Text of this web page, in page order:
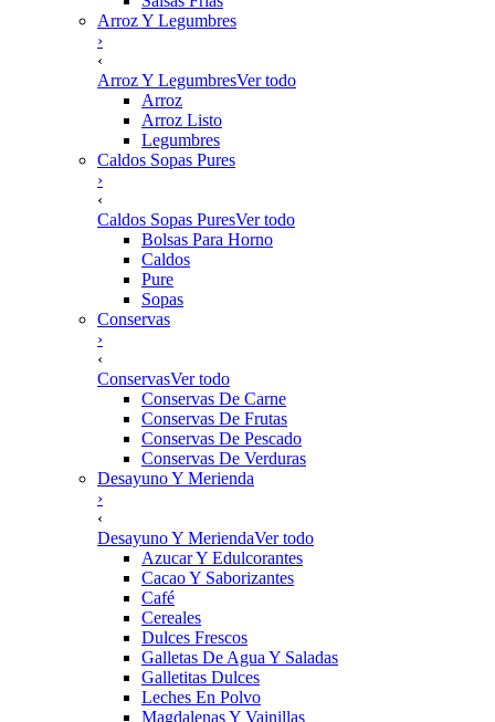
Arroz Y Legumbres
›
‹
Arroz Y LegumbresVer todo
Arroz
Arroz Listo
Legumbres
Caldos Sopas Pures
›
‹
Caldos Sopas PuresVer todo
Bolsas Para Horno
Caldos
Pure
Sopas
Conservas
›
‹
ConservasVer todo
Conservas De Carne
Conservas De Frutas
Conservas De Pescado
Conservas De Verduras
Desayuno Y Merienda
›
‹
Desayuno Y MeriendaVer todo
Azucar Y Edulcorantes
Cacao Y Saborizantes
Café
Cereales
Dulces Frescos
Galletas De Agua Y Saladas
Galletitas Dulces
Leches En Polvo
Magdalenas Y Vainillas